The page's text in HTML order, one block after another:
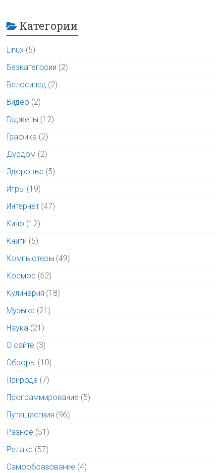
Категории
Linux (5)
Безкатегории (2)
Велосипед (2)
Видео (2)
Гаджеты (12)
Графика (2)
Дурдом (2)
Здоровье (5)
Игры (19)
Интернет (47)
Кино (12)
Книги (5)
Компьютеры (49)
Космос (62)
Кулинария (18)
Музыка (21)
Наука (21)
О сайте (3)
Обзоры (10)
Природа (7)
Программирование (5)
Путешествия (96)
Разное (51)
Релакс (57)
Самообразование (4)